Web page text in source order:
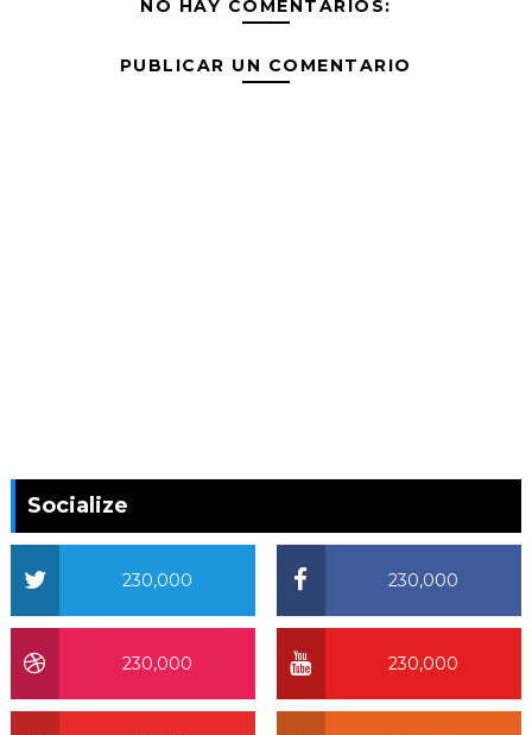
NO HAY COMENTARIOS:
PUBLICAR UN COMENTARIO
Socialize
230,000
230,000
230,000
230,000